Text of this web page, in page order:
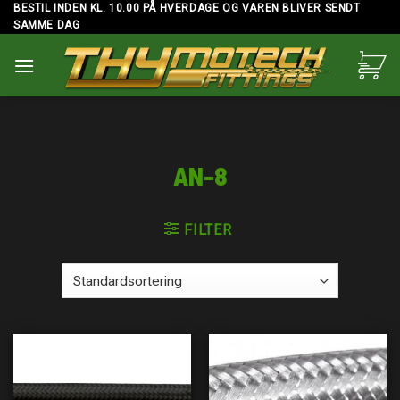
Skip
to
BESTIL INDEN KL. 10.00 PÅ HVERDAGE OG VAREN BLIVER SENDT
SAMME DAG
AN-8
FILTER